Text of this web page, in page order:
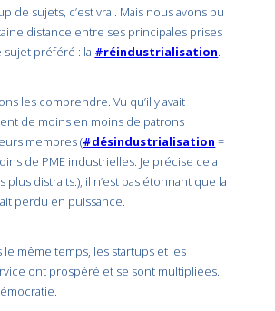
de sujets, c’est vrai. Mais nous avons pu
distance entre ses principales prises
préféré : la #réindustrialisation.
les comprendre. Vu qu’il y avait
de moins en moins de patrons
membres (#désindustrialisation =
de PME industrielles. Je précise cela
plus distraits.), il n’est pas étonnant que la
perdu en puissance.
le même temps, les startups et les
ont prospéré et se sont multipliées.